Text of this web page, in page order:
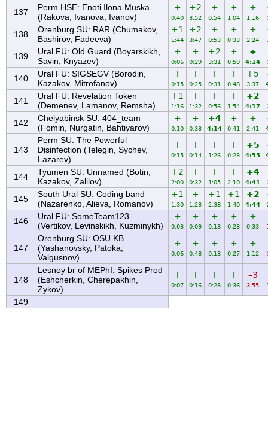
137
Perm HSE: Enoti Ilona Muska
(Rakova, Ivanova, Ivanov)
+
0:40
+2
3:52
+
0:54
+
1:04
+
1:16
138
Orenburg SU: RAR (Chumakov,
Bashirov, Fadeeva)
+1
1:44
+2
3:47
+
0:53
+
0:33
+
2:24
139
Ural FU: Old Guard (Boyarskikh,
Savin, Knyazev)
+
0:06
+
0:29
+2
3:31
+
0:59
+
4:14
140
Ural FU: SIGSEGV (Borodin,
Kazakov, Mitrofanov)
+
0:15
+
0:25
+
0:31
+
0:48
+5
3:37
141
Ural FU: Revelation Token
(Demenev, Lamanov, Remsha)
+1
1:16
+
1:32
+
0:56
+
1:54
+2
4:17
142
Chelyabinsk SU: 404_team
(Fomin, Nurgatin, Bahtiyarov)
+
0:10
+
0:33
+4
4:14
+
0:41
+
2:41
143
Perm SU: The Powerful
Disinfection (Telegin, Sychev,
Lazarev)
+
0:15
+
0:14
+
1:26
+
0:23
+5
4:55
144
Tyumen SU: Unnamed (Botin,
Kazakov, Zalilov)
+2
2:00
+
0:32
+
1:05
+
2:10
+4
4:41
145
South Ural SU: Coding band
(Nazarenko, Alieva, Romanov)
+1
1:30
+
1:23
+1
2:38
+1
1:40
+2
4:44
146
Ural FU: SomeTeam123
(Vertikov, Levinskikh, Kuzminykh)
+
0:03
+
0:09
+
0:18
+
0:23
+
0:33
147
Orenburg SU: OSU.KB
(Yashanovsky, Patoka,
Valgusnov)
+
0:06
+
0:48
+
0:18
+
0:27
+
1:12
148
Lesnoy br of MEPhI: Spikes Prod
(Eshcherkin, Cherepakhin,
Zykov)
+
0:07
+
0:16
+
0:28
+
0:36
–3
3:55
149